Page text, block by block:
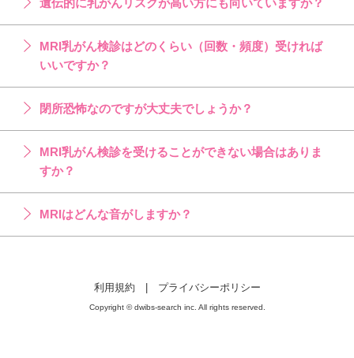
MRI乳がん検診はどのくらい（回数・頻度）受ければ
いいですか？
閉所恐怖なのですが大丈夫でしょうか？
MRI乳がん検診を受けることができない場合はありま
すか？
MRIはどんな音がしますか？
利用規約 プライバシーポリシー
Copyright © dwibs-search inc. All rights reserved.